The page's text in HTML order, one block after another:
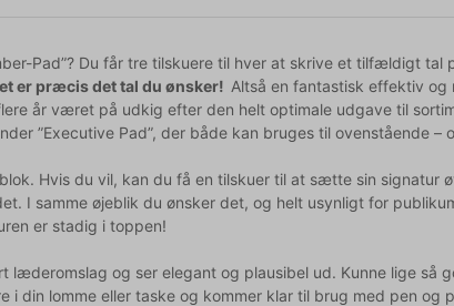
Pad”? Du får tre tilskuere til hver at skrive et tilfældigt tal
er præcis det tal du ønsker! Altså en fantastisk effektiv
år været på udkig efter den helt optimale udgave til
”Executive Pad”, der både kan bruges til ovenstående –
Hvis du vil, kan du få en tilskuer til at sætte sin signatur
I samme øjeblik du ønsker det, og helt usynligt for
er stadig i toppen!
læderomslag og ser elegant og plausibel ud. Kunne lige så
i din lomme eller taske og kommer klar til brug med pen og